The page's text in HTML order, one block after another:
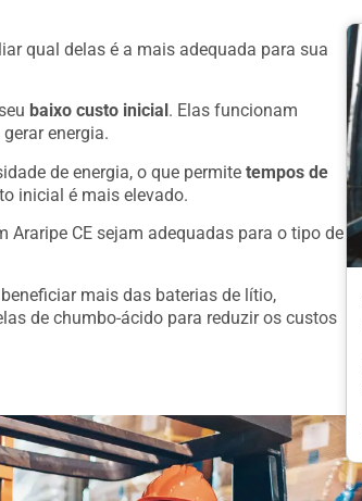
qual delas é a mais adequada para sua
baixo custo inicial . Elas funcionam
energia.
de energia, o que permite tempos de
inicial é mais elevado.
Araripe CE sejam adequadas para o tipo de
mais das baterias de lítio,
de chumbo-ácido para reduzir os custos